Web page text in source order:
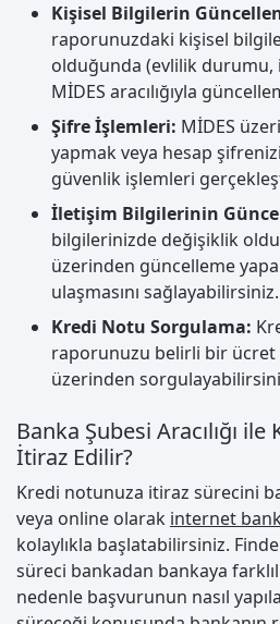
Kişisel Bilgilerin
raporunuzdaki kişisel
olduğunda (evlilik durumu,
MİDES aracılığıyla
Şifre İşlemleri: MİDES
yapmak veya hesap
güvenlik işlemleri
İletişim Bilgilerinin
bilgilerinizde değişiklik
üzerinden güncelleme
ulaşmasını sağlayabilirsiniz.
Kredi Notu Sorgulama:
raporunuzu belirli bir ücret
üzerinden
Banka Şubesi Aracılığı
İtiraz Edilir?
Kredi notunuza itiraz sürecini
veya online olarak internet
kolaylıkla başlatabilirsiniz.
süreci bankadan bankaya
nedenle başvurunun nasıl